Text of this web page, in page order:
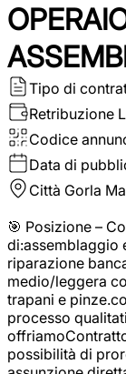
Tipo di
Retribuzione
Codice
Data di
Città Gorla
🎯 Posizione –
di:assemblaggio
riparazione
medio/leggera
trapani e
processo
possibilità di